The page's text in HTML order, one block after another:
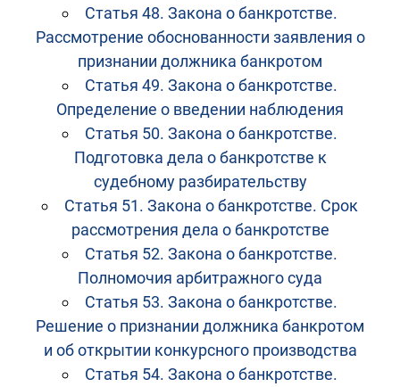
Статья 48. Закона о банкротстве.
Рассмотрение обоснованности заявления о
признании должника банкротом
Статья 49. Закона о банкротстве.
Определение о введении наблюдения
Статья 50. Закона о банкротстве.
Подготовка дела о банкротстве к
судебному разбирательству
Статья 51. Закона о банкротстве. Срок
рассмотрения дела о банкротстве
Статья 52. Закона о банкротстве.
Полномочия арбитражного суда
Статья 53. Закона о банкротстве.
Решение о признании должника банкротом
и об открытии конкурсного производства
Статья 54. Закона о банкротстве.